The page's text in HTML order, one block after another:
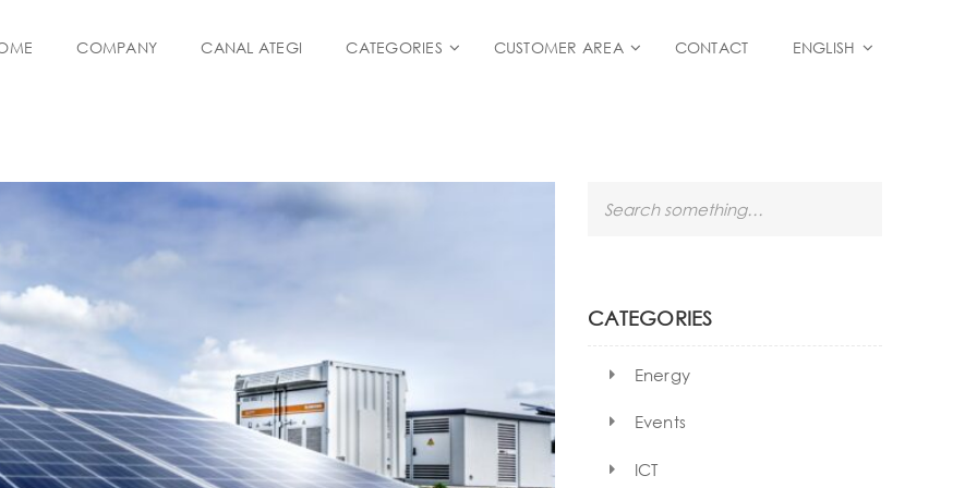
COMPANY CANAL ATEGI CATEGORIES CUSTOMER AREA CONTACT ENGLISH
h
CATEGORIES
Energy
Events
ICT